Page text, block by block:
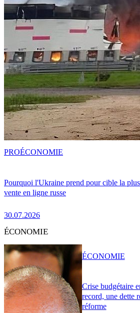
Pourquoi l'Ukraine prend pour cible la
vente en ligne russe
30.07.2026
PROÉCONOMIE
ÉCONOMIE
Crise budgétaire
record, une dette
réforme
ÉCONOMIE